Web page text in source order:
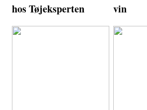
hos Tøjeksperten
vin